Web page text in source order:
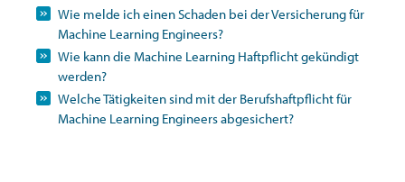
Wie melde ich einen Schaden bei der Versicherung für
Machine Learning Engineers?
Wie kann die Machine Learning Haftpflicht gekündigt
werden?
Welche Tätigkeiten sind mit der Berufshaftpflicht für
Machine Learning Engineers abgesichert?